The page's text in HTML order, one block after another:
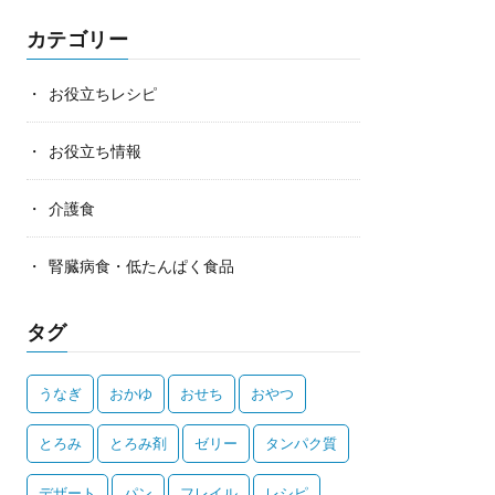
カテゴリー
お役立ちレシピ
お役立ち情報
介護食
腎臓病食・低たんぱく食品
タグ
うなぎ おかゆ おせち おやつ
とろみ とろみ剤 ゼリー タンパク質